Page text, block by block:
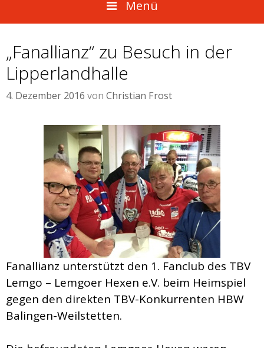
Menü
„Fanallianz“ zu Besuch in der
Lipperlandhalle
4. Dezember 2016 von Christian Frost
Fanallianz unterstützt den 1. Fanclub des TBV
Lemgo – Lemgoer Hexen e.V. beim Heimspiel
gegen den direkten TBV-Konkurrenten HBW
Balingen-Weilstetten.